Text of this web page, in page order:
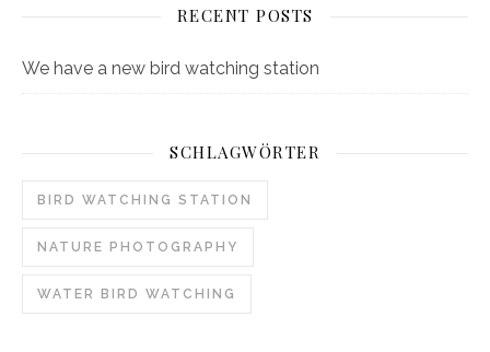
RECENT POSTS
We have a new bird watching station
SCHLAGWÖRTER
BIRD WATCHING STATION
NATURE PHOTOGRAPHY
WATER BIRD WATCHING